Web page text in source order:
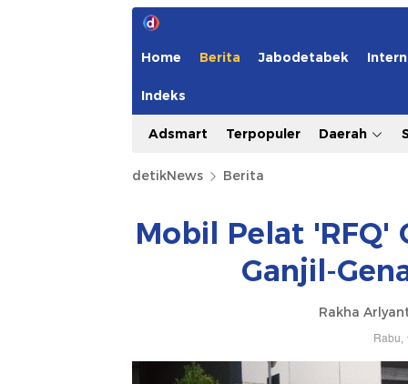
Home Berita Jabodetabek
Indeks
Adsmart Terpopuler Daerah
detikNews Berita
Mobil Pelat 'RFQ'
Ganjil-
Rakha
Rabu,